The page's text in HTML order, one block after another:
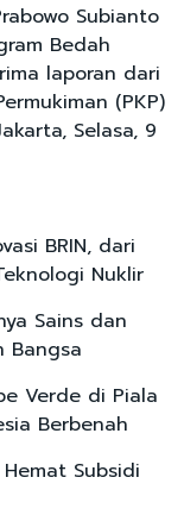
Subianto
Bedah
laporan dari
(PKP)
Selasa, 9
BRIN, dari
Nuklir
Sains dan
Bangsa
Verde di Piala
Berbenah
Subsidi